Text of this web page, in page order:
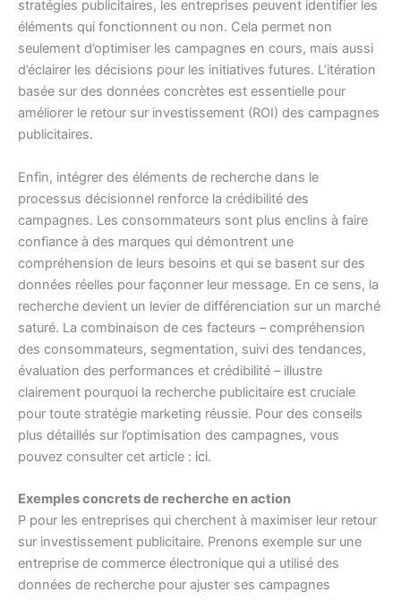
stratégies publicitaires, les entreprises peuvent identifier les
éléments qui fonctionnent ou non. Cela permet non
seulement d’optimiser les campagnes en cours, mais aussi
d’éclairer les décisions pour les initiatives futures. L’itération
basée sur des données concrètes est essentielle pour
améliorer le retour sur investissement (ROI) des campagnes
publicitaires.
Enfin, intégrer des éléments de recherche dans le
processus décisionnel renforce la crédibilité des
campagnes. Les consommateurs sont plus enclins à faire
confiance à des marques qui démontrent une
compréhension de leurs besoins et qui se basent sur des
données réelles pour façonner leur message. En ce sens, la
recherche devient un levier de différenciation sur un marché
saturé. La combinaison de ces facteurs – compréhension
des consommateurs, segmentation, suivi des tendances,
évaluation des performances et crédibilité – illustre
clairement pourquoi la recherche publicitaire est cruciale
pour toute stratégie marketing réussie. Pour des conseils
plus détaillés sur l’optimisation des campagnes, vous
pouvez consulter cet article : ici.
Exemples concrets de recherche en action
P pour les entreprises qui cherchent à maximiser leur retour
sur investissement publicitaire. Prenons exemple sur une
entreprise de commerce électronique qui a utilisé des
données de recherche pour ajuster ses campagnes